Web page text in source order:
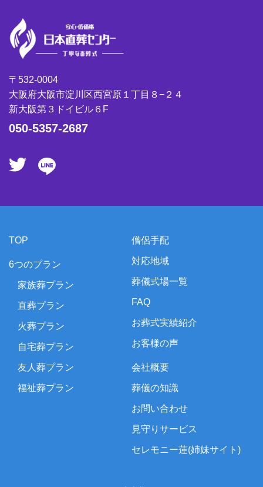
〒532-0004
大阪府大阪市淀川区西宮原１丁目８−２４
新大阪第３ドイビル６F
050-5357-2687
TOP
6つのプラン
家族葬プラン
直葬プラン
火葬プラン
自宅葬プラン
友人葬プラン
福祉葬プラン
僧侶手配
対応地域
葬儀式場一覧
FAQ
お葬式実績紹介
お客様の声
会社概要
葬儀の知識
お問い合わせ
見守りサービス
セレモニー蓮(姉妹サイト)